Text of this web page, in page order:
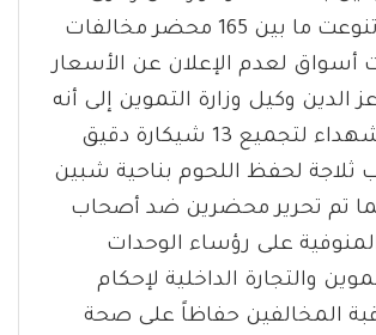
المحافظة وذلك بالتعاون التام مع الوحدات المحلية والجهات الأمنية ، تنوعت ما بين 165 محضر مخالفات
مطابق للمواصفات وعدم نظافة و 128 مخالفات أسواق لعدم الإعلان عن الأسعار
وكيل وزارة التموين إلى أنه
من أبرز المحاضر التي تم تحريرها ، منها محضرين ضد اصحاب مخابز بالشهداء لتجميع 13 شيكارة دقيق
لحفظ اللحوم بناحية شبين
، كما تم تحرير محضرين ضد أصحاب
على رؤساء الوحدات
والتجارة الداخلية لإحكام
المخالفين حفاظاً على صحة